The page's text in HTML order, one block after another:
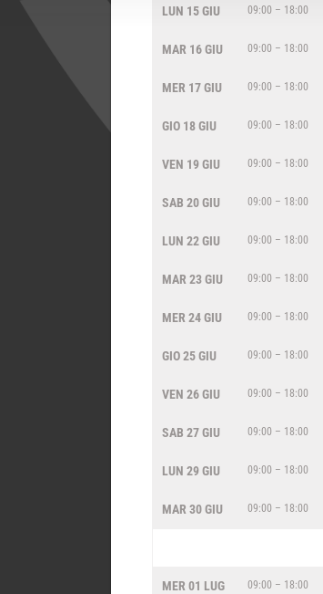
LUN 15 GIU 09:00 – 18:00
MAR 16 GIU 09:00 – 18:00
MER 17 GIU 09:00 – 18:00
GIO 18 GIU 09:00 – 18:00
VEN 19 GIU 09:00 – 18:00
SAB 20 GIU 09:00 – 18:00
LUN 22 GIU 09:00 – 18:00
MAR 23 GIU 09:00 – 18:00
MER 24 GIU 09:00 – 18:00
GIO 25 GIU 09:00 – 18:00
VEN 26 GIU 09:00 – 18:00
SAB 27 GIU 09:00 – 18:00
LUN 29 GIU 09:00 – 18:00
MAR 30 GIU 09:00 – 18:00
MER 01 LUG 09:00 – 18:00